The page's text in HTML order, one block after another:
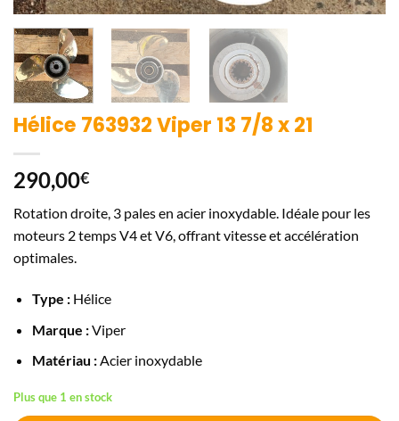
Hélice 763932 Viper 13 7/8 x 21
290,00€
Rotation droite, 3 pales en acier inoxydable. Idéale pour les
moteurs 2 temps V4 et V6, offrant vitesse et accélération
optimales.
Type :Hélice
Marque :Viper
Matériau :Acier inoxydable
Plus que 1 en stock